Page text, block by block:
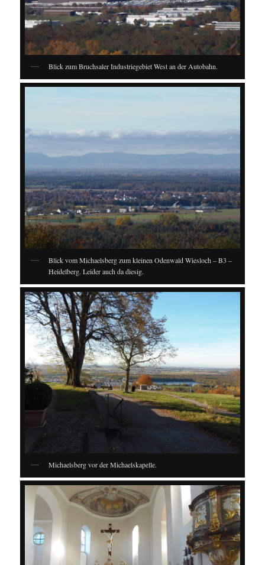
Blick zum Bruchsaler Industriegebiet West an der Autobahn.
Blick vom Michaelsberg zum kleinen Odenwald Wiesloch – B3 –
Heidelberg. Leider auch da diesig.
Michaelsberg vor der Michaelskapelle.